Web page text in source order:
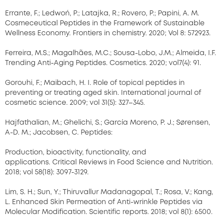
Errante, F.; Ledwoń, P.; Latajka, R.; Rovero, P.; Papini, A. M.
Cosmeceutical Peptides in the Framework of Sustainable
Wellness Economy. Frontiers in chemistry. 2020; Vol 8: 572923.
Ferreira, M.S.; Magalhães, M.C.; Sousa-Lobo, J.M.; Almeida, I.F.
Trending Anti-Aging Peptides. Cosmetics. 2020; vol7(4): 91.
Gorouhi, F.; Maibach, H. I. Role of topical peptides in
preventing or treating aged skin. International journal of
cosmetic science. 2009; vol 31(5): 327–345.
Hajfathalian, M.; Ghelichi, S.; García Moreno, P. J.; Sørensen,
A-D. M.; Jacobsen, C. Peptides:
Production, bioactivity, functionality, and
applications. Critical Reviews in Food Science and Nutrition.
2018; vol 58(18): 3097-3129.
Lim, S. H.; Sun, Y.; Thiruvallur Madanagopal, T.; Rosa, V.; Kang,
L. Enhanced Skin Permeation of Anti-wrinkle Peptides via
Molecular Modification. Scientific reports. 2018; vol 8(1): 6500.